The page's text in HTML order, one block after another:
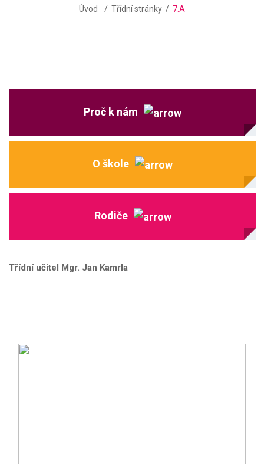
Úvod Třídní stránky 7.A
Proč k nám
O škole
Rodiče
Třídní učitel Mgr. Jan Kamrla